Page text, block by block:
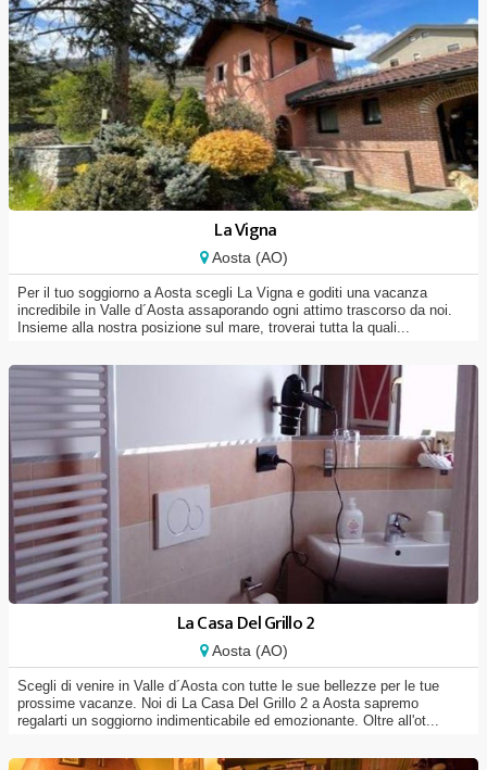
La Vigna
Aosta (AO)
Per il tuo soggiorno a Aosta scegli La Vigna e goditi una vacanza
incredibile in Valle d´Aosta assaporando ogni attimo trascorso da noi.
Insieme alla nostra posizione sul mare, troverai tutta la quali...
La Casa Del Grillo 2
Aosta (AO)
Scegli di venire in Valle d´Aosta con tutte le sue bellezze per le tue
prossime vacanze. Noi di La Casa Del Grillo 2 a Aosta sapremo
regalarti un soggiorno indimenticabile ed emozionante. Oltre all'ot...